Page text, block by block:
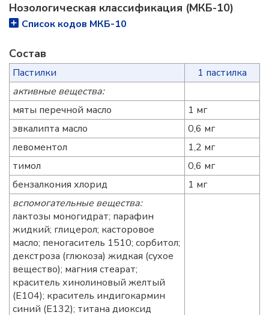
Нозологическая классификация (МКБ-10)
Список кодов МКБ-10
Состав
Пастилки
1 пастилка
активные вещества:
мяты перечной масло
1 мг
эвкалипта масло
0,6 мг
левоментол
1,2 мг
тимол
0,6 мг
бензалкония хлорид
1 мг
вспомогательные вещества:
лактозы моногидрат; парафин
жидкий; глицерол; касторовое
масло; пеногаситель 1510; сорбитол;
декстроза (глюкоза) жидкая (сухое
вещество); магния стеарат;
краситель хинолиновый желтый
(Е104); краситель индигокармин
синий (Е132); титана диоксид